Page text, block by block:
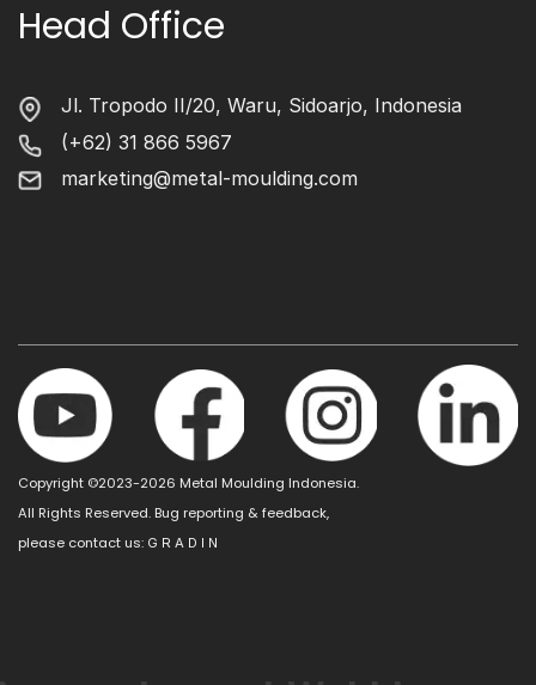
Head Office
Jl. Tropodo II/20, Waru, Sidoarjo, Indonesia
(+62) 31 866 5967
marketing@metal-moulding.com
Copyright ©2023-2026 Metal Moulding Indonesia.
All Rights Reserved. Bug reporting & feedback,
please contact us: G R A D I N